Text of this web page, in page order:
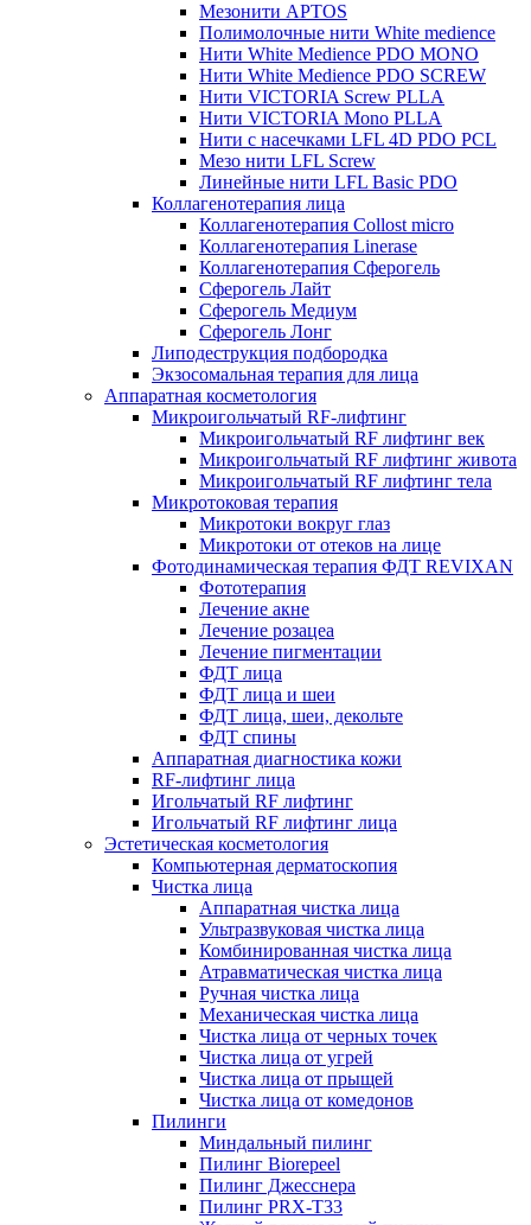
Мезонити APTOS
Полимолочные нити White medience
Нити White Medience PDO MONO
Нити White Medience PDO SCREW
Нити VICTORIA Screw PLLA
Нити VICTORIA Mono PLLA
Нити с насечками LFL 4D PDO PCL
Мезо нити LFL Screw
Линейные нити LFL Basic PDO
Коллагенотерапия лица
Коллагенотерапия Collost micro
Коллагенотерапия Linerase
Коллагенотерапия Сферогель
Сферогель Лайт
Сферогель Медиум
Сферогель Лонг
Липодеструкция подбородка
Экзосомальная терапия для лица
Аппаратная косметология
Микроигольчатый RF-лифтинг
Микроигольчатый RF лифтинг век
Микроигольчатый RF лифтинг живота
Микроигольчатый RF лифтинг тела
Микротоковая терапия
Микротоки вокруг глаз
Микротоки от отеков на лице
Фотодинамическая терапия ФДТ REVIXAN
Фототерапия
Лечение акне
Лечение розацеа
Лечение пигментации
ФДТ лица
ФДТ лица и шеи
ФДТ лица, шеи, декольте
ФДТ спины
Аппаратная диагностика кожи
RF-лифтинг лица
Игольчатый RF лифтинг
Игольчатый RF лифтинг лица
Эстетическая косметология
Компьютерная дерматоскопия
Чистка лица
Аппаратная чистка лица
Ультразвуковая чистка лица
Комбинированная чистка лица
Атравматическая чистка лица
Ручная чистка лица
Механическая чистка лица
Чистка лица от черных точек
Чистка лица от угрей
Чистка лица от прыщей
Чистка лица от комедонов
Пилинги
Миндальный пилинг
Пилинг Biorepeel
Пилинг Джесснера
Пилинг PRX-T33